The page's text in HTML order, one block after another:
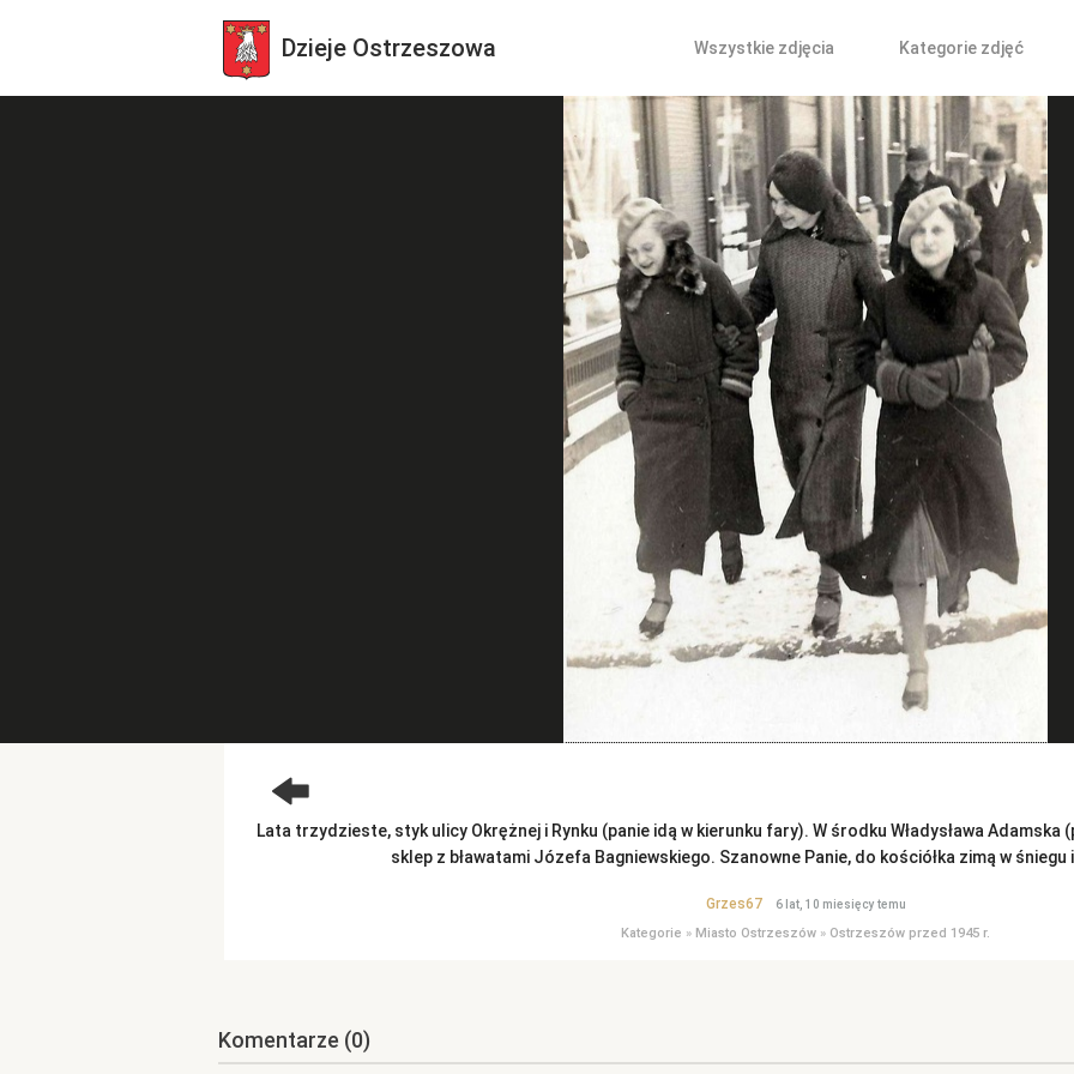
Dzieje Ostrzeszowa Wszystkie zdjęcia Kategorie zdjęć
Lata trzydzieste, styk ulicy Okrężnej i Rynku (panie idą w kierunku fary). W środku Władysława
sklep z bławatami Józefa Bagniewskiego. Szanowne Panie, do kościółka zimą w
Grzes67 6 lat, 10 miesięcy temu
Kategorie » Miasto Ostrzeszów » Ostrzeszów przed 1945 r.
Komentarze (0)